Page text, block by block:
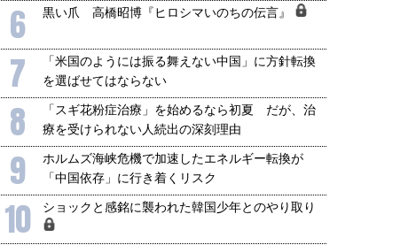
6 黒い爪 高橋昭博『ヒロシマいのちの伝言』
7
「米国のようには振る舞えない中国」に方針転換
を選ばせてはならない
8
「スギ花粉症治療」を始めるなら初夏 だが、治
療を受けられない人続出の深刻理由
9
ホルムズ海峡危機で加速したエネルギー転換が
「中国依存」に行き着くリスク
10 ショックと感銘に襲われた韓国少年とのやり取り